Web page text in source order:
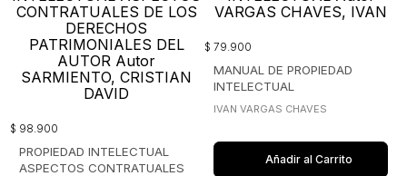
$ 98.900
PROPIEDAD INTELECTUAL
ASPECTOS CONTRATUALES
$ 79.900
MANUAL DE PROPIEDAD
INTELECTUAL
IVAN VARGAS CHAVES
Añadir al Carrito